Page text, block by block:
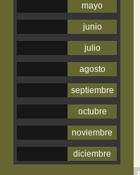
mayo
junio
julio
agosto
septiembre
octubre
noviembre
diciembre